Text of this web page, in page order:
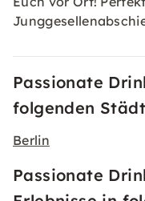
Passionate
folgenden
Berlin
Passionate